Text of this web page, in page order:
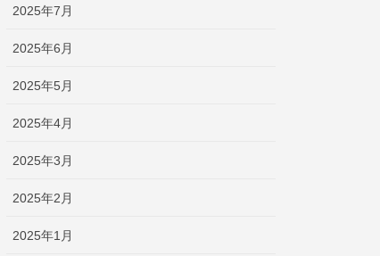
2025年7月
2025年6月
2025年5月
2025年4月
2025年3月
2025年2月
2025年1月